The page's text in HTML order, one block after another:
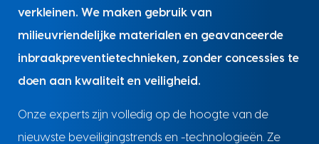
verkleinen. We maken gebruik van
milieuvriendelijke materialen en geavanceerde
inbraakpreventietechnieken, zonder concessies te
doen aan kwaliteit en veiligheid.
Onze experts zijn volledig op de hoogte van de
nieuwste beveiligingstrends en -technologieën. Ze